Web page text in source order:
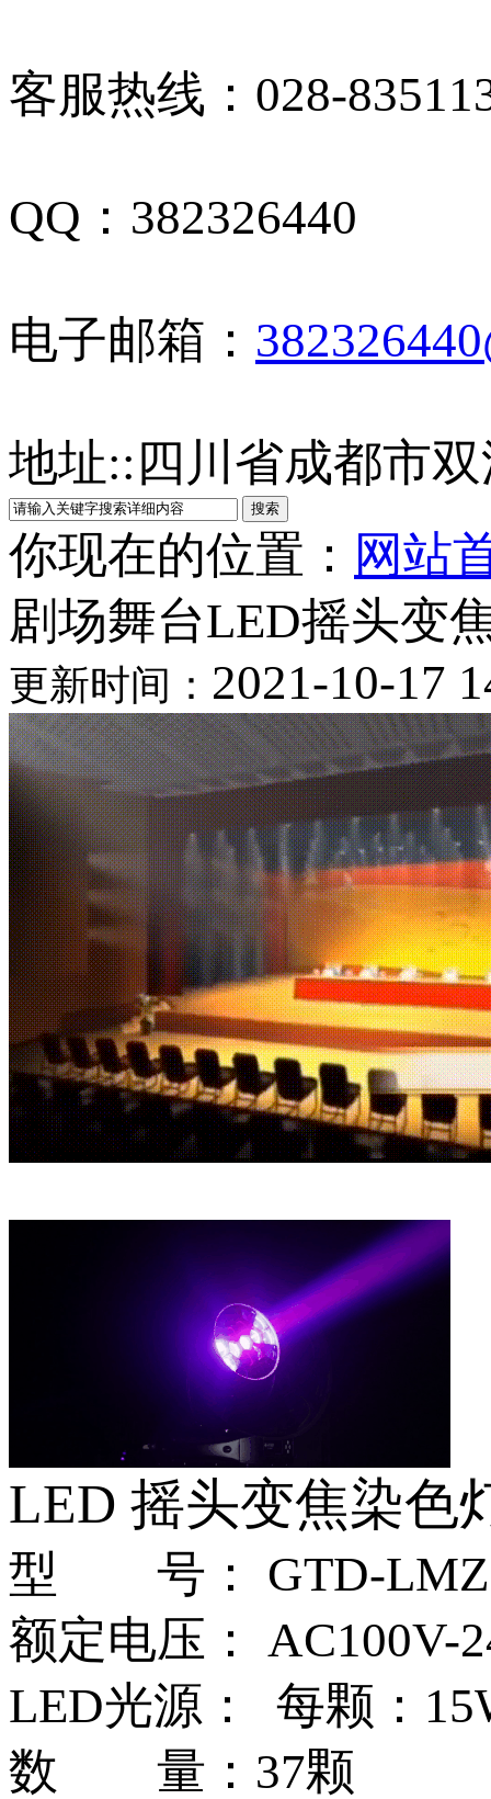
客服热线：028-
QQ：382326440
电子邮箱：
地址:: 四川省成都市
你现在的位置： 网站
剧场舞台LED摇头变
更新时间： 2021-10-17
LED 摇头变焦染色
型 号： GTD-
额定电压： AC100V-
LED光源： 每颗：
数 量：37颗